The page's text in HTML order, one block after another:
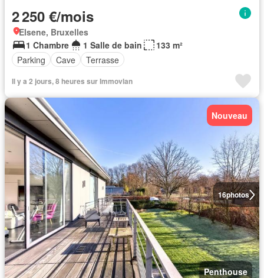
2 250 €/mois
Elsene, Bruxelles
1 Chambre
1 Salle de bain
133 m²
Parking
Cave Terrasse
Il y a 2 jours, 8 heures sur Immovlan
16photos
Nouveau
Penthouse